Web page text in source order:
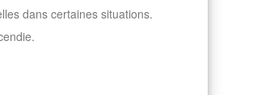
dans certaines situations.